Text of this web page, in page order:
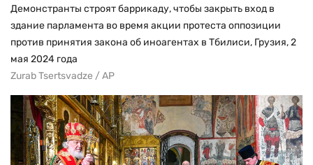
Демонстранты строят баррикаду, чтобы закрыть вход в
здание парламента во время акции протеста оппозиции
против принятия закона об иноагентах в Тбилиси, Грузия, 2
мая 2024 года
Zurab Tsertsvadze / AP